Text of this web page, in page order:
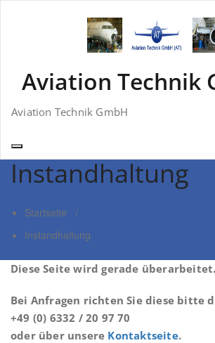
Aviation Technik
Aviation Technik GmbH
Instandhaltung
Startseite /
Instandhaltung
Diese Seite wird gerade überarbeitet.
Bei Anfragen richten Sie diese bitte
+49 (0) 6332 / 20 97 70
oder über unsere Kontaktseite.